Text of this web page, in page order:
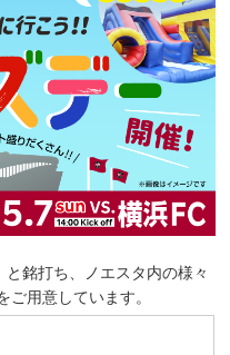
銘打ち、ノエスタ内の様々
用意しています。